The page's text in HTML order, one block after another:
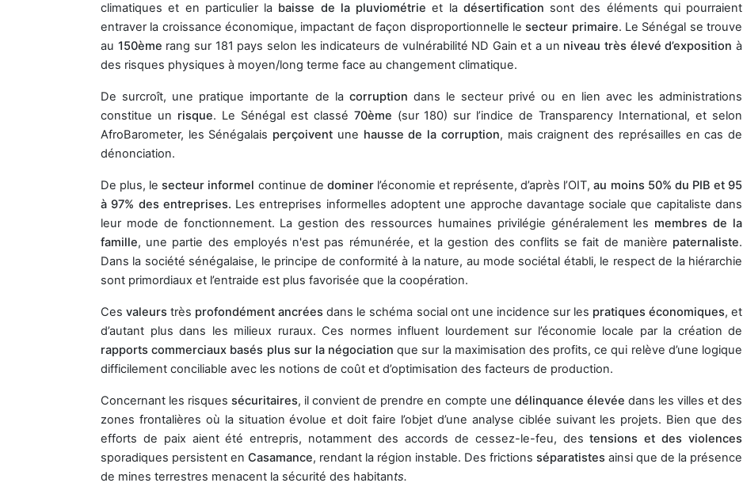
climatiques et en particulier la baisse de la pluviométrie et la désertification sont des éléments qui pourraient
entraver la croissance économique, impactant de façon disproportionnelle lesecteur primaire. Le Sénégal se trouve
au 150ème rang sur 181 pays selon les indicateurs de vulnérabilité ND Gain et a un niveau très élevé d’exposition à
des risques physiques à moyen/long terme face au changement climatique.
De surcroît, une pratique importante de la corruption dans le secteur privé ou en lien avec les administrations
constitue un risque. Le Sénégal est classé 70ème (sur 180) sur l’indice de Transparency International, et selon
AfroBarometer, les Sénégalais perçoivent une hausse de la corruption, mais craignent des représailles en cas de
dénonciation.
De plus, lesecteur informel continue de dominer l’économie et représente, d’après l’OIT,au moins 50% du PIB et 95
à 97% des entreprises. Les entreprises informelles adoptent une approche davantage sociale que capitaliste dans
leur mode de fonctionnement. La gestion des ressources humaines privilégie généralement les membres de la
famille, une partie des employés n'est pas rémunérée, et la gestion des conflits se fait de manière paternaliste.
Dans la société sénégalaise, le principe de conformité à la nature, au mode sociétal établi, le respect de la hiérarchie
sont primordiaux et l’entraide est plus favorisée que la coopération.
Cesvaleurstrès profondément ancrées dans le schéma social ont une incidence sur les pratiques économiques, et
d’autant plus dans les milieux ruraux. Ces normes influent lourdement sur l’économie locale par la création de
rapports commerciaux basés plus sur la négociationque sur la maximisation des profits, ce qui relève d’une logique
difficilement conciliable avec les notions de coût et d’optimisation des facteurs de production.
Concernant les risquessécuritaires, il convient de prendre en compte une délinquance élevée dans les villes et des
zones frontalières où la situation évolue et doit faire l’objet d’une analyse ciblée suivant les projets. Bien que des
efforts de paix aient été entrepris, notamment des accords de cessez-le-feu, destensions et des violences
sporadiques persistent en Casamance, rendant la région instable. Des frictions séparatistes ainsi que de la présence
de mines terrestres menacent la sécurité des habitants.